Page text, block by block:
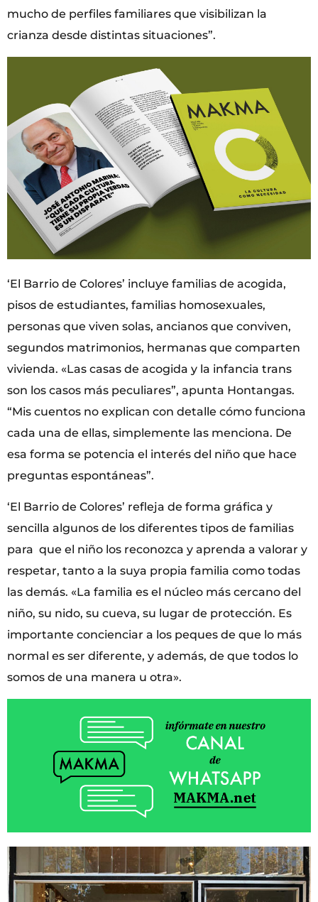
mucho de perfiles familiares que visibilizan la
crianza desde distintas situaciones”.
‘El Barrio de Colores’ incluye familias de acogida,
pisos de estudiantes, familias homosexuales,
personas que viven solas, ancianos que conviven,
segundos matrimonios, hermanas que comparten
vivienda. «Las casas de acogida y la infancia trans
son los casos más peculiares”, apunta Hontangas.
“Mis cuentos no explican con detalle cómo funciona
cada una de ellas, simplemente las menciona. De
esa forma se potencia el interés del niño que hace
preguntas espontáneas”.
‘El Barrio de Colores’ refleja de forma gráfica y
sencilla algunos de los diferentes tipos de familias
para que el niño los reconozca y aprenda a valorar y
respetar, tanto a la suya propia familia como todas
las demás. «La familia es el núcleo más cercano del
niño, su nido, su cueva, su lugar de protección. Es
importante concienciar a los peques de que lo más
normal es ser diferente, y además, de que todos lo
somos de una manera u otra».